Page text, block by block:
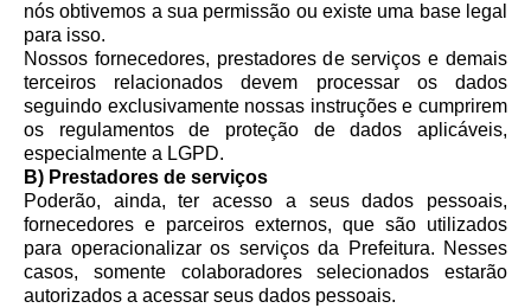
nós obtivemos a sua permissão ou existe uma base legal
para isso.
Nossos fornecedores, prestadores de serviços e demais
terceiros relacionados devem processar os dados
seguindo exclusivamente nossas instruções e cumprirem
os regulamentos de proteção de dados aplicáveis,
especialmente a LGPD.
B) Prestadores de serviços
Poderão, ainda, ter acesso a seus dados pessoais,
fornecedores e parceiros externos, que são utilizados
para operacionalizar os serviços da Prefeitura. Nesses
casos, somente colaboradores selecionados estarão
autorizados a acessar seus dados pessoais.